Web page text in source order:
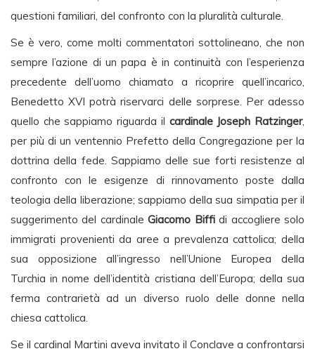
questioni familiari, del confronto con la pluralità culturale.
Se è vero, come molti commentatori sottolineano, che non
sempre l’azione di un papa è in continuità con l’esperienza
precedente dell’uomo chiamato a ricoprire quell’incarico,
Benedetto XVI potrà riservarci delle sorprese. Per adesso
quello che sappiamo riguarda il cardinale Joseph Ratzinger,
per più di un ventennio Prefetto della Congregazione per la
dottrina della fede. Sappiamo delle sue forti resistenze al
confronto con le esigenze di rinnovamento poste dalla
teologia della liberazione; sappiamo della sua simpatia per il
suggerimento del cardinaleGiacomo Biffidi accogliere solo
immigrati provenienti da aree a prevalenza cattolica; della
sua opposizione all’ingresso nell’Unione Europea della
Turchia in nome dell’identità cristiana dell’Europa; della sua
ferma contrarietà ad un diverso ruolo delle donne nella
chiesa cattolica.
Se il cardinal Martini aveva invitato il Conclave a confrontarsi